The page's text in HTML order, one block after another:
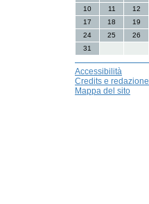
10
11 12
17
18 19
24
25 26
31
Accessibilità
Credits e redazione
Mappa del sito